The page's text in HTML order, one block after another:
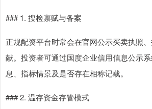
### 1. 搜检禀赋与备案
正规配资平台时常会在官网公示买卖执照
献。投资者可通过国度企业信用信息公示
息、指标情景及是否存在相称记载。
### 2. 温存资金存管模式